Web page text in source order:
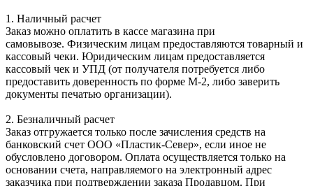
1. Наличный расчет
Заказ можно оплатить в кассе магазина при
самовывозе. Физическим лицам предоставляются товарный и
кассовый чеки. Юридическим лицам предоставляется
кассовый чек и УПД (от получателя потребуется либо
предоставить доверенность по форме М-2, либо заверить
документы печатью организации).
2. Безналичный расчет
Заказ отгружается только после зачисления средств на
банковский счет ООО «Пластик-Север», если иное не
обусловлено договором. Оплата осуществляется только на
основании счета, направляемого на электронный адрес
заказчика при подтверждении заказа Продавцом. При